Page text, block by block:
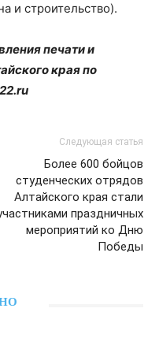
и строительство).
печати и
края по
Следующая статья
Более 600 бойцов
студенческих отрядов
Алтайского края стали
праздничных
мероприятий ко Дню
Победы